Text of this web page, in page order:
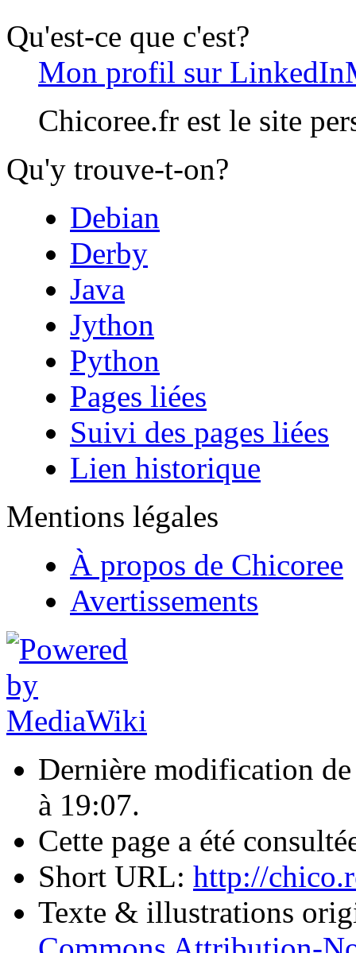
Qu'est-ce que c'est?
Mon profil sur LinkedIn
Chicoree.fr est le site
Qu'y trouve-t-on?
Debian
Derby
Java
Jython
Python
Pages liées
Suivi des pages liées
Lien historique
Mentions légales
À propos de Chicoree
Avertissements
Dernière modification
à 19:07.
Cette page a été
Short URL: http://
Texte & illustrations